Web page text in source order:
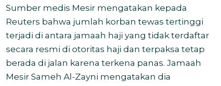
Sumber medis Mesir mengatakan kepada
Reuters bahwa jumlah korban tewas tertinggi
terjadi di antara jamaah haji yang tidak terdaftar
secara resmi di otoritas haji dan terpaksa tetap
berada di jalan karena terkena panas. Jamaah
Mesir Sameh Al-Zayni mengatakan dia